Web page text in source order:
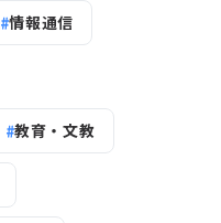
情報通信
教育・文教